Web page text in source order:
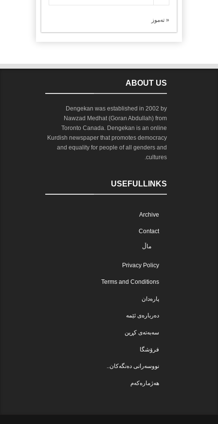
« تەموز
ABOUT US
Dengekan was established in 2002 by
Nawzad Medhat (Goran Abdullah) from
Toronto Canada. Dengekan is an online
Kurdish newspaper that promotes democracy
and equality for people of all genders and
cultures.
USEFULLINKS
Archive
Contact
ماڵ
Privacy Policy
Terms and Conditions
پارەدان
دەربارەی ئێمە
سەبەتەی کڕین
فرۆشگا
نووسەرانی دەنگەکان..
هەژمارەکەم